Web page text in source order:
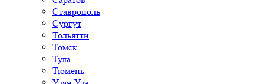
Ставрополь
Сургут
Тольятти
Томск
Тула
Тюмень